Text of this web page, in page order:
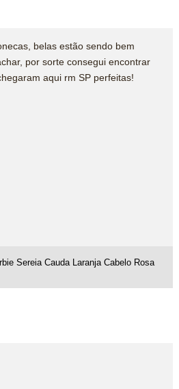
belas estão sendo bem
por sorte consegui encontrar
aqui rm SP perfeitas!
Sereia Cauda Laranja Cabelo Rosa